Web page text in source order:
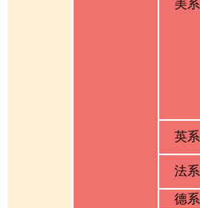
美系
英系
法系
德系